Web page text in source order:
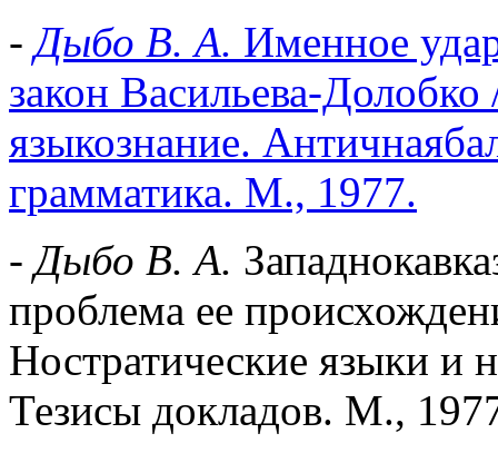
-Дыбо В. А. Именное
закон Васильева-
языкознание.
грамматика. М., 1977.
-Дыбо В. А.
проблема ее
Ностратические языки и
Тезисы докладов. М.,